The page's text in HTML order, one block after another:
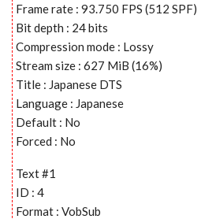
Frame rate : 93.750 FPS (512 SPF)
Bit depth : 24 bits
Compression mode : Lossy
Stream size : 627 MiB (16%)
Title : Japanese DTS
Language : Japanese
Default : No
Forced : No
Text #1
ID : 4
Format : VobSub